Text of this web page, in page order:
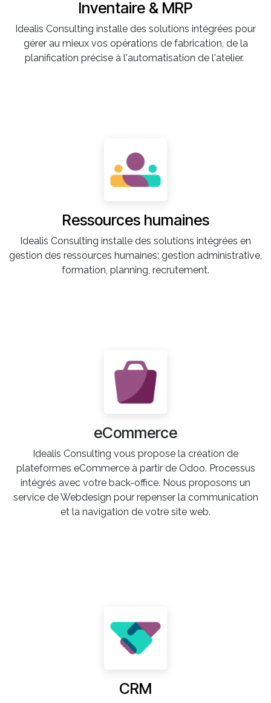
Inventaire & MRP
Idealis Consulting installe des solutions intégrées pour
gérer au mieux vos opérations de fabrication, de la
planification précise à l'automatisation de l'atelier.
Ressources humaines
Idealis Consulting installe des solutions intégrées en
gestion des ressources humaines: gestion administrative,
formation, planning, recrutement.
eCommerce
Idealis Consulting vous propose la création de
plateformes eCommerce à partir de Odoo. Processus
intégrés avec votre back-office. Nous proposons un
service de Webdesign pour repenser la communication
et la navigation de votre site web.
CRM